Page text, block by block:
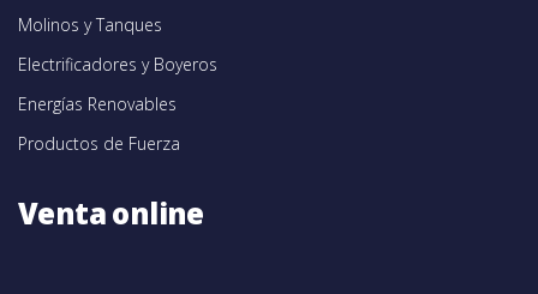
Molinos y Tanques
Electrificadores y Boyeros
Energías Renovables
Productos de Fuerza
Venta online